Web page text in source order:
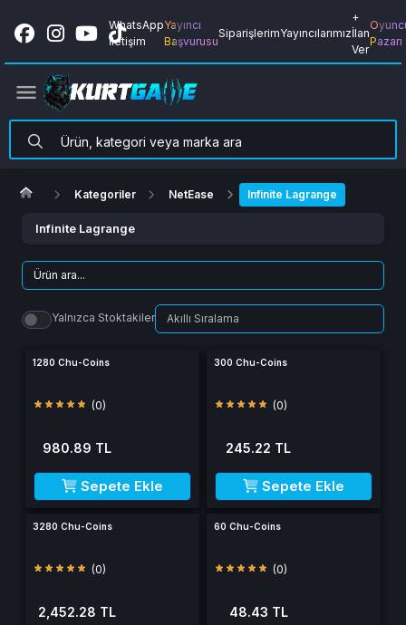
WhatsApp
İletişim
Yayıncı
Başvurusu
SiparişlerimYayıncılarımız
+
İlan
Ver
Pazarı
Kategoriler NetEase Infinite Lagrange
Infinite Lagrange
Yalnızca Stoktakiler
1280 Chu-Coins
(0)
980.89 TL
Sepete Ekle
300 Chu-Coins
(0)
245.22 TL
Sepete Ekle
3280 Chu-Coins
(0)
2,452.28 TL
60 Chu-Coins
(0)
48.43 TL